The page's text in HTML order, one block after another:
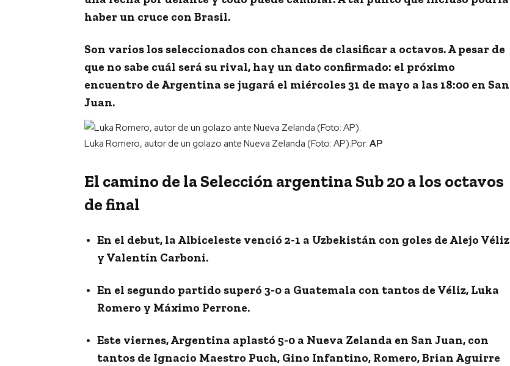
haber un cruce con Brasil.
Son varios los seleccionados con chances de clasificar a octavos. A pesar de
que no sabe cuál será su rival, hay un dato confirmado: el próximo
encuentro de Argentina se jugará el miércoles 31 de mayo a las 18:00 en San
Juan.
Luka Romero, autor de un golazo ante Nueva Zelanda (Foto: AP).Por: AP
El camino de la Selección argentina Sub 20 a los octavos
de final
En el debut, la Albiceleste venció 2-1 a Uzbekistán con goles de Alejo Véliz
y Valentín Carboni.
En el segundo partido superó 3-0 a Guatemala con tantos de Véliz, Luka
Romero y Máximo Perrone.
Este viernes, Argentina aplastó 5-0 a Nueva Zelanda en San Juan, con
tantos de Ignacio Maestro Puch, Gino Infantino, Romero, Brian Aguirre